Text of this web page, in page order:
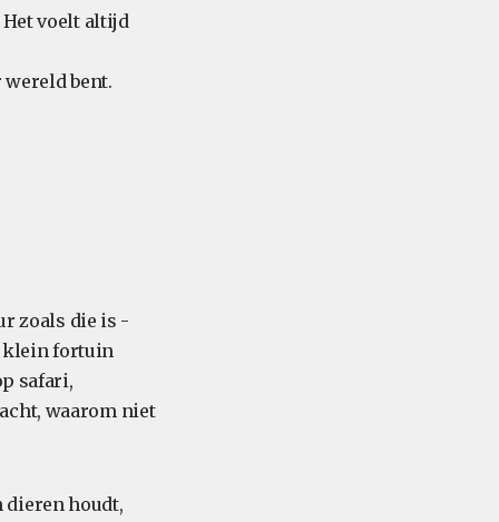
voelt altijd
bent.
zoals die is -
klein fortuin
safari,
waarom niet
dieren houdt,